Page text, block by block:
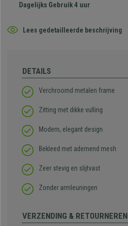
Dagelijks Gebruik 4 uur
Lees gedetailleerde beschrijving
DETAILS
Verchroomd metalen frame
Zitting met dikke vulling
Modern, elegant design
Bekleed met ademend mesh
Zeer stevig en slijtvast
Zonder armleuningen
VERZENDING & RETOURNEREN